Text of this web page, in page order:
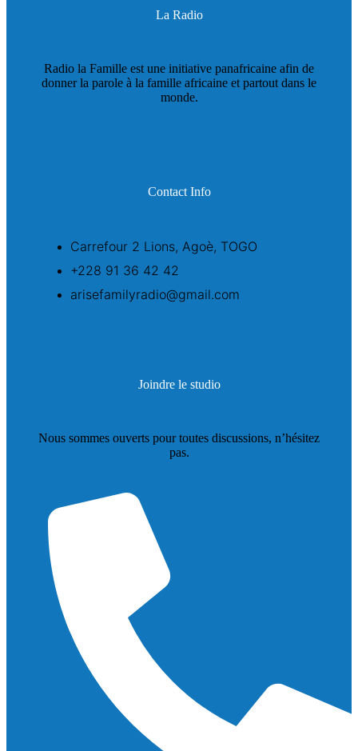
La Radio
Radio la Famille est une initiative panafricaine afin de
donner la parole à la famille africaine et partout dans le
monde.
Contact Info
Carrefour 2 Lions, Agoè, TOGO
+228 91 36 42 42
arisefamilyradio@gmail.com
Joindre le studio
Nous sommes ouverts pour toutes discussions, n’hésitez
pas.